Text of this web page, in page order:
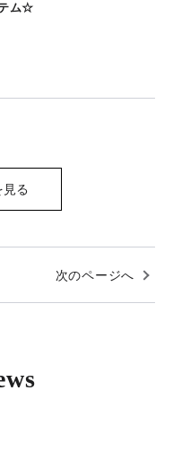
ム☆
る
次のページへ